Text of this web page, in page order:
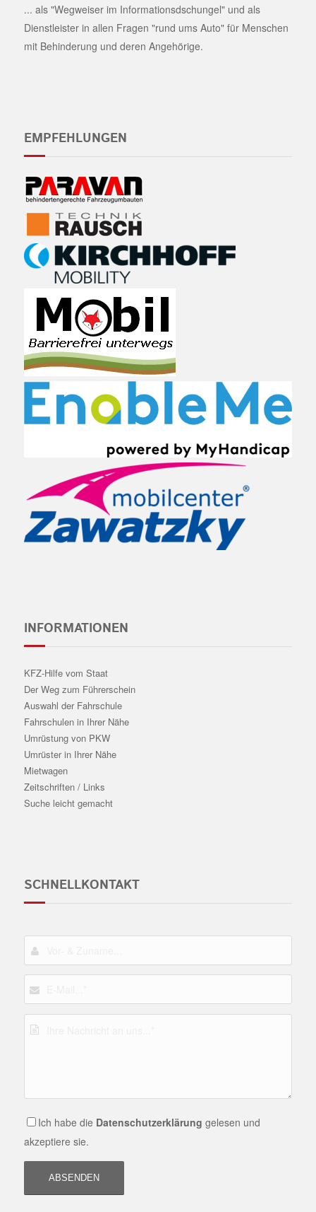
... als "Wegweiser im Informationsdschungel" und als
Dienstleister in allen Fragen "rund ums Auto" für Menschen
mit Behinderung und deren Angehörige.
EMPFEHLUNGEN
INFORMATIONEN
KFZ-Hilfe vom Staat
Der Weg zum Führerschein
Auswahl der Fahrschule
Fahrschulen in Ihrer Nähe
Umrüstung von PKW
Umrüster in Ihrer Nähe
Mietwagen
Zeitschriften / Links
Suche leicht gemacht
SCHNELLKONTAKT
Ich habe die Datenschutzerklärung gelesen und
akzeptiere sie.